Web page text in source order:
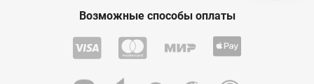
Возможные способы оплаты